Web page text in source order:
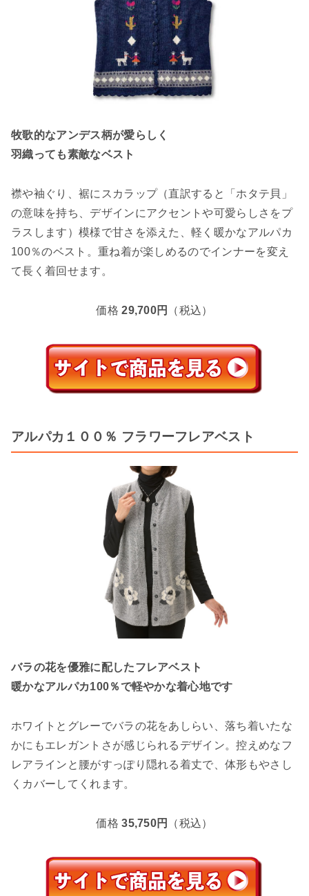
牧歌的なアンデス柄が愛らしく
羽織っても素敵なベスト
襟や袖ぐり、裾にスカラップ（直訳すると「ホタテ貝」
の意味を持ち、デザインにアクセントや可愛らしさをプ
ラスします）模様で甘さを添えた、軽く暖かなアルパカ
100％のベスト。重ね着が楽しめるのでインナーを変え
て長く着回せます。
価格29,700円 （税込）
アルパカ１００％ フラワーフレアベスト
バラの花を優雅に配したフレアベスト
暖かなアルパカ100％で軽やかな着心地です
ホワイトとグレーでバラの花をあしらい、落ち着いたな
かにもエレガントさが感じられるデザイン。控えめなフ
レアラインと腰がすっぽり隠れる着丈で、体形もやさし
くカバーしてくれます。
価格35,750円 （税込）